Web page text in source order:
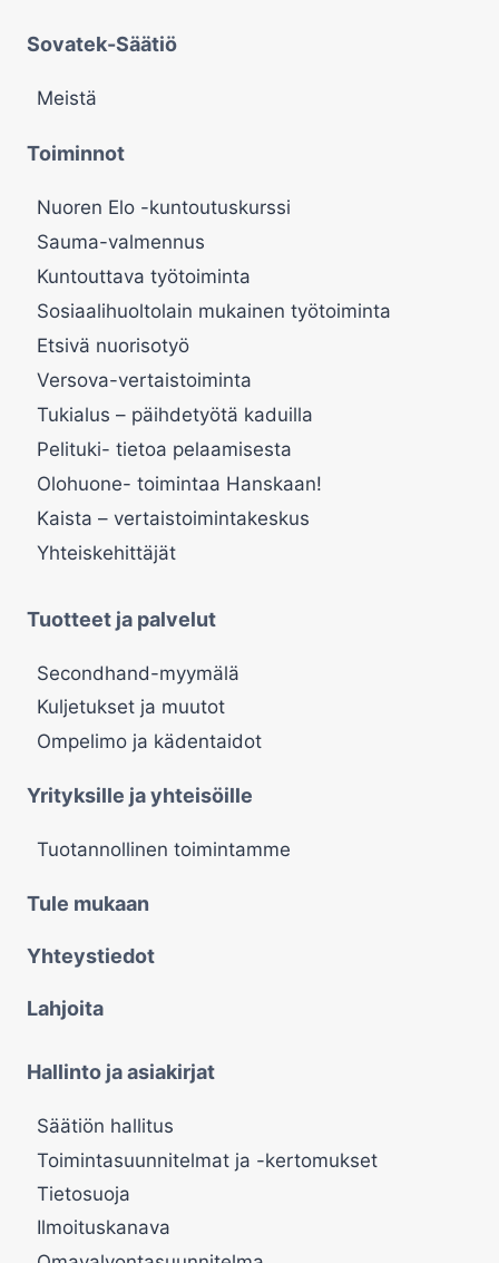
Sovatek-Säätiö
Meistä
Toiminnot
Nuoren Elo -kuntoutuskurssi
Sauma-valmennus
Kuntouttava työtoiminta
Sosiaalihuoltolain mukainen työtoiminta
Etsivä nuorisotyö
Versova-vertaistoiminta
Tukialus – päihdetyötä kaduilla
Pelituki- tietoa pelaamisesta
Olohuone- toimintaa Hanskaan!
Kaista – vertaistoimintakeskus
Yhteiskehittäjät
Tuotteet ja palvelut
Secondhand-myymälä
Kuljetukset ja muutot
Ompelimo ja kädentaidot
Yrityksille ja yhteisöille
Tuotannollinen toimintamme
Tule mukaan
Yhteystiedot
Lahjoita
Hallinto ja asiakirjat
Säätiön hallitus
Toimintasuunnitelmat ja -kertomukset
Tietosuoja
Ilmoituskanava